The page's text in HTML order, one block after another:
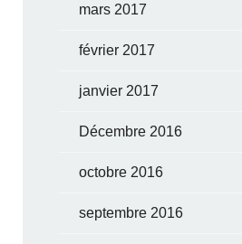
mars 2017
février 2017
janvier 2017
Décembre 2016
octobre 2016
septembre 2016